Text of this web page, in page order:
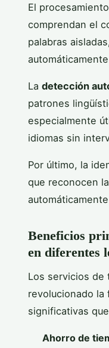
El
comprendan el
palabras
La detección
patrones
especialmente
idiomas sin
Por último, la
que reconocen
Beneficios
en diferentes
Los servicios de
revolucionado
significativas
Ahorro de